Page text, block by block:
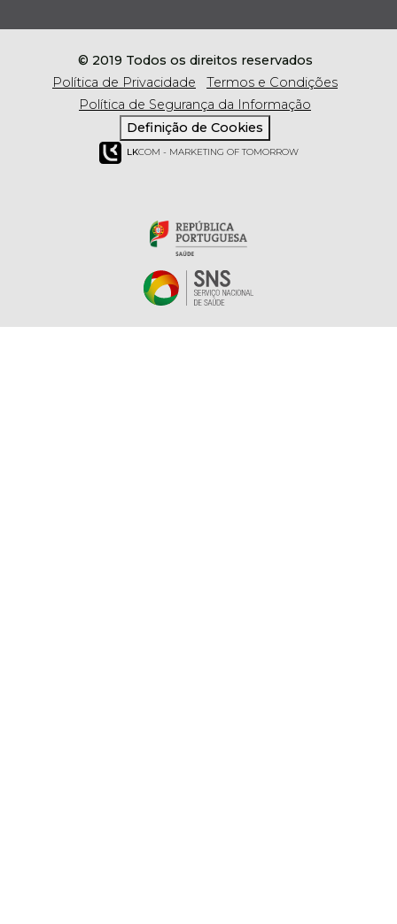
© 2019 Todos os direitos reservados
Política de Privacidade
Termos e Condições
Política de Segurança da Informação
Definição de Cookies
LKCOM - MARKETING OF TOMORROW